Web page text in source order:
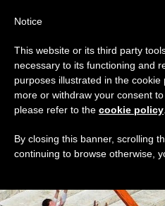
TAG
DERNIÈRES NOUVELLES
Notice
This website or its third party
necessary to its functioning and
purposes illustrated in the cookie
more or withdraw your consent
please refer to the cookie policy
By closing this banner, scrolling
continuing to browse otherwise,